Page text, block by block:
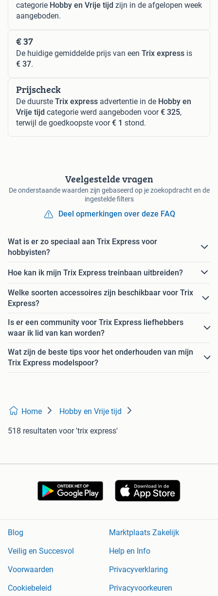
categorie Hobby en Vrije tijd zijn in de afgelopen week
aangeboden.
€ 37
De huidige gemiddelde prijs van een Trix express is
€ 37.
Prijscheck
De duurste Trix express advertentie in de Hobby en
Vrije tijd categorie werd aangeboden voor€ 325,
terwijl de goedkoopste voor€ 1 stond.
Veelgestelde vragen
De onderstaande waarden zijn gebaseerd op je zoekopdracht en de
ingestelde filters
Deel opmerkingen over deze FAQ
Wat is er zo speciaal aan Trix Express voor
hobbyisten?
Hoe kan ik mijn Trix Express treinbaan uitbreiden?
Welke soorten accessoires zijn beschikbaar voor Trix
Express?
Is er een community voor Trix Express liefhebbers
waar ik lid van kan worden?
Wat zijn de beste tips voor het onderhouden van mijn
Trix Express modelspoor?
Home Hobby en Vrije tijd
518 resultaten voor 'trix express'
Blog
Marktplaats Zakelijk
Veilig en Succesvol
Help en Info
Voorwaarden
Privacyverklaring
Cookiebeleid
Privacyvoorkeuren